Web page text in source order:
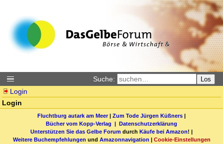
Suche: Los
Login
Login
Fluchtburg autark am Meer| Zum Tode Jürgen Küßners |
Bücher vom Kopp-Verlag | Datenschutzerklärung
Unterstützen Sie das Gelbe Forum durch Käufe bei Amazon! |
Weitere Buchempfehlungen und Amazonnavigation | Cookie-Einstellungen